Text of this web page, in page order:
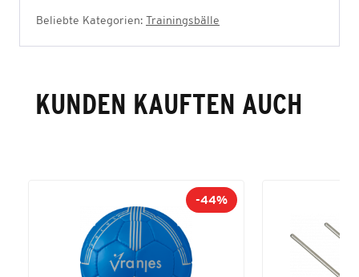
Beliebte Kategorien: Trainingsbälle
KUNDEN KAUFTEN AUCH
-44%